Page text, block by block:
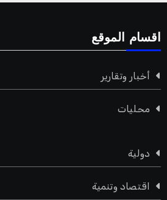
اقسام الموقع
أخبار وتقارير
محليات
دولية
اقتصاد وتنمية